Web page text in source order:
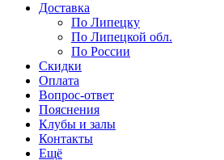
Доставка
По Липецку
По Липецкой обл.
По России
Скидки
Оплата
Вопрос-ответ
Пояснения
Клубы и залы
Контакты
Ещё